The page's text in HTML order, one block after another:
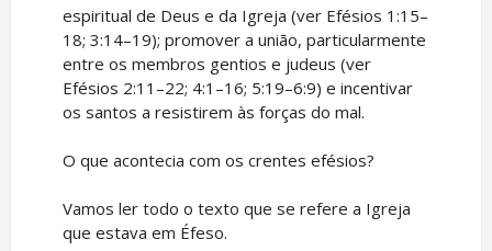
espiritual de Deus e da Igreja (ver Efésios 1:15–
18; 3:14–19); promover a união, particularmente
entre os membros gentios e judeus (ver
Efésios 2:11–22; 4:1–16; 5:19–6:9) e incentivar
os santos a resistirem às forças do mal.
O que acontecia com os crentes efésios?
Vamos ler todo o texto que se refere a Igreja
que estava em Éfeso.